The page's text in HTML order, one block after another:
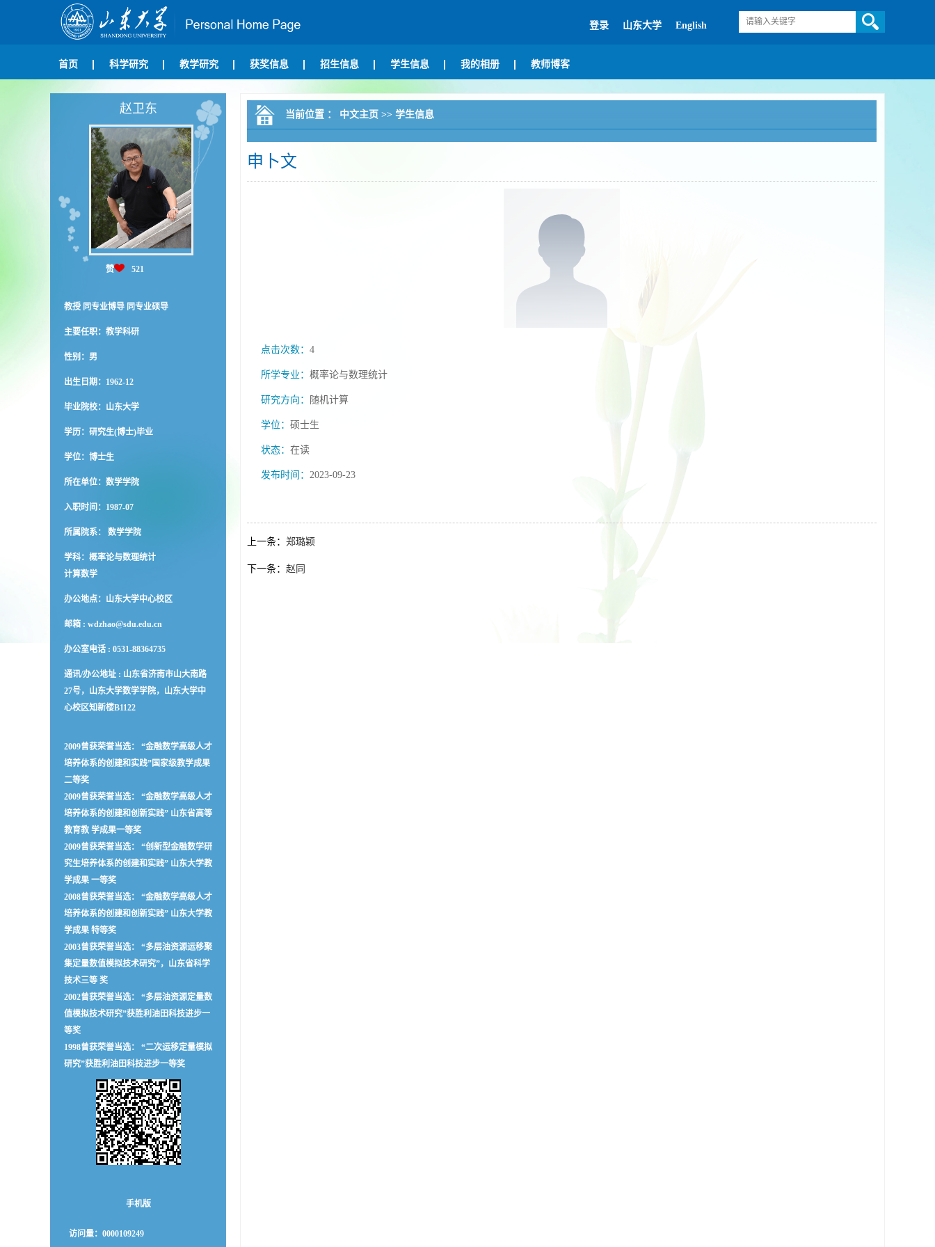
登录 山东大学 English
首页 科学研究 教学研究 获奖信息 招生信息 学生信息 我的相册 教师博客
赵卫东
赞 521
教授 同专业博导 同专业硕导
主要任职：教学科研
性别：男
出生日期：1962-12
毕业院校：山东大学
学历：研究生(博士)毕业
学位：博士生
所在单位：数学学院
入职时间：1987-07
所属院系： 数学学院
学科：概率论与数理统计
计算数学
办公地点：山东大学中心校区
邮箱 : wdzhao@sdu.edu.cn
办公室电话 : 0531-88364735
通讯/办公地址 : 山东省济南市山大南路
27号，山东大学数学学院，山东大学中
心校区知新楼B1122
2009曾获荣誉当选： “金融数学高级人才
培养体系的创建和实践”国家级教学成果
二等奖
2009曾获荣誉当选： “金融数学高级人才
培养体系的创建和创新实践” 山东省高等
教育教 学成果一等奖
2009曾获荣誉当选： “创新型金融数学研
究生培养体系的创建和实践” 山东大学教
学成果 一等奖
2008曾获荣誉当选： “金融数学高级人才
培养体系的创建和创新实践” 山东大学教
学成果 特等奖
2003曾获荣誉当选： “多层油资源运移聚
集定量数值模拟技术研究”，山东省科学
技术三等 奖
2002曾获荣誉当选： “多层油资源定量数
值模拟技术研究”获胜利油田科技进步一
等奖
1998曾获荣誉当选： “二次运移定量模拟
研究”获胜利油田科技进步一等奖
手机版
访问量： 0000109249
当前位置 ： 中文主页 >> 学生信息
申卜文
点击次数： 4
所学专业： 概率论与数理统计
研究方向： 随机计算
学位： 硕士生
状态： 在读
发布时间： 2023-09-23
上一条： 郑璐颖
下一条： 赵同